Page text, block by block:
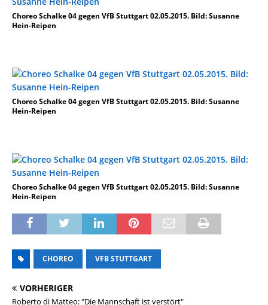
Choreo Schalke 04 gegen VfB Stuttgart 02.05.2015. Bild: Susanne
Hein-Reipen
Choreo Schalke 04 gegen VfB Stuttgart 02.05.2015. Bild: Susanne
Hein-Reipen
Choreo Schalke 04 gegen VfB Stuttgart 02.05.2015. Bild: Susanne
Hein-Reipen
CHOREO VFB STUTTGART
VORHERIGER
Roberto di Matteo: "Die Mannschaft ist verstört"